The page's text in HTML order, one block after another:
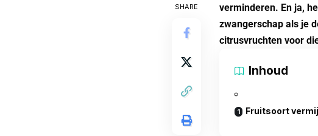
SHARE
verminderen. En ja,
zwangerschap als je
citrusvruchten voor
Inhoud
Fruitsoort